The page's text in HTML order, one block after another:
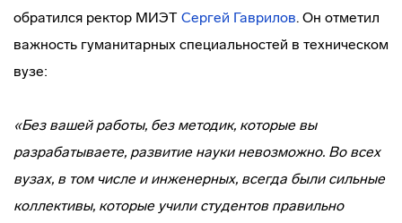
обратился ректор МИЭТ Сергей Гаврилов. Он отметил
важность гуманитарных специальностей в техническом
вузе:
«Без вашей работы, без методик, которые вы
разрабатываете, развитие науки невозможно. Во всех
вузах, в том числе и инженерных, всегда были сильные
коллективы, которые учили студентов правильно